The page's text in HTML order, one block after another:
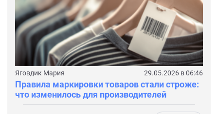
Яговдик Мария 29.05.2026 в 06:46
Правила маркировки товаров стали строже:
что изменилось для производителей